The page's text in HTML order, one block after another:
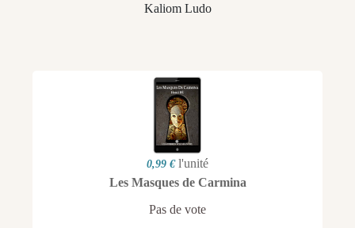
Kaliom Ludo
0,99 € l'unité
Les Masques de Carmina
Pas de vote